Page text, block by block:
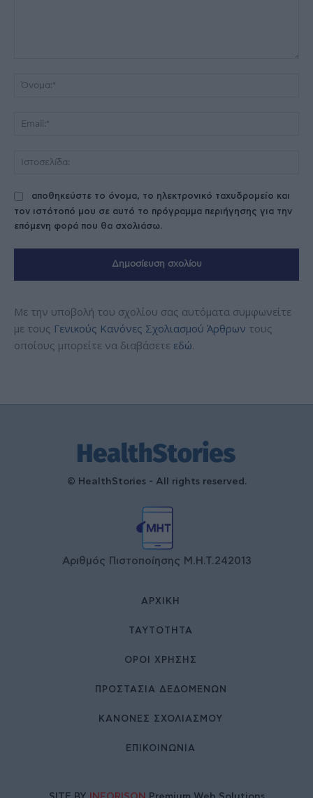
αποθηκεύστε το όνομα, το ηλεκτρονικό ταχυδρομείο και
τον ιστότοπό μου σε αυτό το πρόγραμμα περιήγησης για την
επόμενη φορά που θα σχολιάσω.
Με την υποβολή του σχολίου σας αυτόματα συμφωνείτε
με τους Γενικούς Κανόνες Σχολιασμού Άρθρων τους
οποίους μπορείτε να διαβάσετε εδώ.
© HealthStories - All rights reserved.
Αριθμός Πιστοποίησης Μ.Η.Τ.242013
ΑΡΧΙΚΉ
ΤΑΥΤΌΤΗΤΑ
ΌΡΟΙ ΧΡΉΣΗΣ
ΠΡΟΣΤΑΣΙΑ ΔΕΔΟΜΕΝΩΝ
ΚΑΝΟΝΕΣ ΣΧΟΛΙΑΣΜΟΥ
ΕΠΙΚΟΙΝΩΝΊΑ